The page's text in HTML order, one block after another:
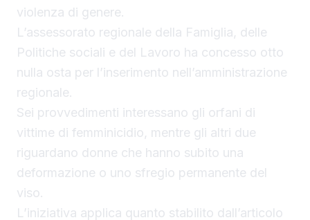
violenza di genere.
L’assessorato regionale della Famiglia, delle
Politiche sociali e del Lavoro ha concesso otto
nulla osta per l’inserimento nell’amministrazione
regionale.
Sei provvedimenti interessano gli orfani di
vittime di femminicidio, mentre gli altri due
riguardano donne che hanno subito una
deformazione o uno sfregio permanente del
viso.
L’iniziativa applica quanto stabilito dall’articolo